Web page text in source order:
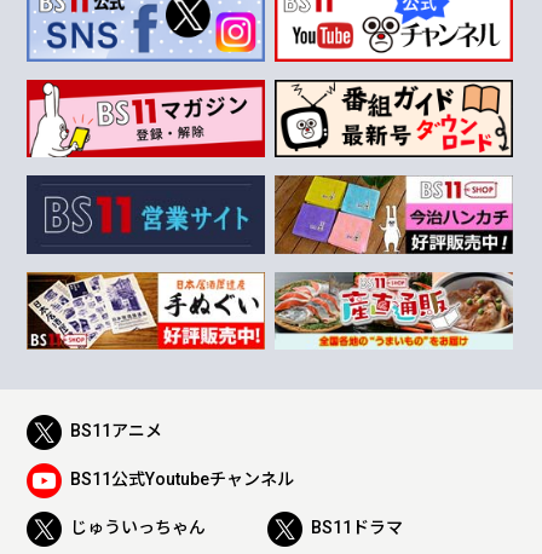
BS11アニメ
BS11公式Youtubeチャンネル
じゅういっちゃん BS11ドラマ